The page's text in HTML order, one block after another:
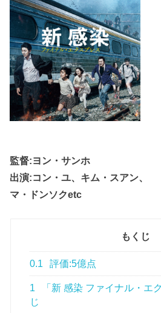
監督:ヨン・サンホ
出演:コン・ユ、キム・スアン、
マ・ドンソクetc
もくじ
0.1 評価:5億点
1
「新 感染 ファイナル・エ
じ